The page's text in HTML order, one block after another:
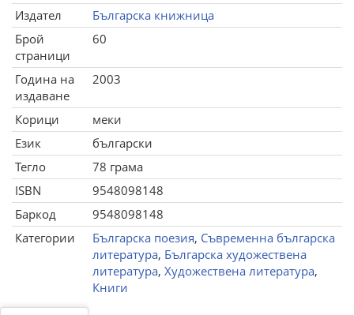
Издател
Българска книжница
Брой
страници
60
Година на
издаване
2003
Корици
меки
Език
български
Тегло
78 грама
ISBN
9548098148
Баркод
9548098148
Категории
Българска поезия, Съвременна българска
литература, Българска художествена
литература, Художествена литература,
Книги